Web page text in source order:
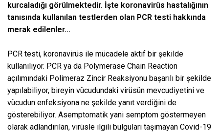
kurcaladığı görülmektedir. İşte koronavirüs hastalığının
tanısında kullanılan testlerden olan PCR testi hakkında
merak edilenler...
PCR testi, koronavirüs ile mücadele aktif bir şekilde
kullanılıyor. PCR ya da Polymerase Chain Reaction
açılımındaki Polimeraz Zincir Reaksiyonu başarılı bir şekilde
yapılabiliyor, bireyin vücudundaki virüsün mevcudiyetini ve
vücudun enfeksiyona ne şekilde yanıt verdiğini de
gösterebiliyor. Asemptomatik yani semptom göstermeyen
olarak adlandırılan, virüsle ilgili bulguları taşımayan Covid-19